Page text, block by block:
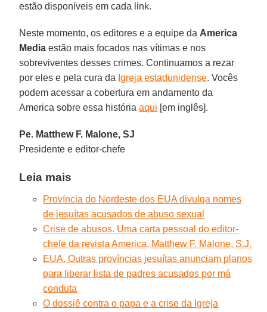
estão disponíveis em cada link.
Neste momento, os editores e a equipe da America
Media estão mais focados nas vítimas e nos
sobreviventes desses crimes. Continuamos a rezar
por eles e pela cura da Igreja estadunidense. Vocês
podem acessar a cobertura em andamento da
America sobre essa históriaaqui [em inglês].
Pe. Matthew F. Malone, SJ
Presidente e editor-chefe
Leia mais
Província do Nordeste dos EUA divulga nomes
de jesuítas acusados de abuso sexual
Crise de abusos. Uma carta pessoal do editor-
chefe da revista America, Matthew F. Malone, S.J.
EUA. Outras províncias jesuítas anunciam planos
para liberar lista de padres acusados por má
conduta
O dossiê contra o papa e a crise da Igreja